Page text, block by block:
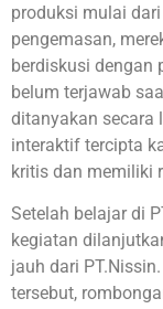
produksi mulai
pengemasan,
berdiskusi dengan
belum terjawab
ditanyakan secara
interaktif tercipta
kritis dan memiliki
Setelah belajar di
kegiatan
jauh dari
tersebut,